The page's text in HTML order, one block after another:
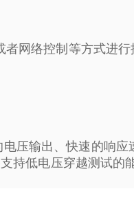
网络控制等方式进
压输出、快速的响
持低电压穿越测试的